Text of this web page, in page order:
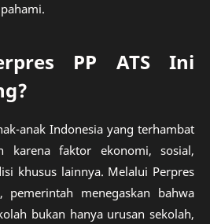
PP ATS Ini
anak Indonesia yang terhambat
karena faktor ekonomi, sosial,
khusus lainnya. Melalui Perpres
pemerintah menegaskan bahwa
bukan hanya urusan sekolah,